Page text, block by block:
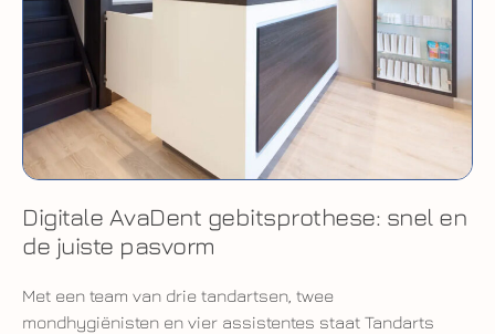
Digitale AvaDent gebitsprothese: snel en
de juiste pasvorm
Met een team van drie tandartsen, twee
mondhygiënisten en vier assistentes staat Tandarts